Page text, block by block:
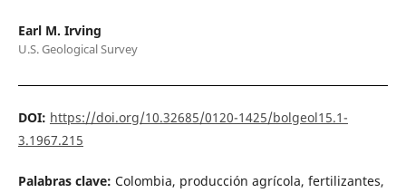
Earl M. Irving
U.S. Geological Survey
DOI: https://doi.org/10.32685/0120-1425/bolgeol15.1-
3.1967.215
Palabras clave: Colombia, producción agrícola, fertilizantes,